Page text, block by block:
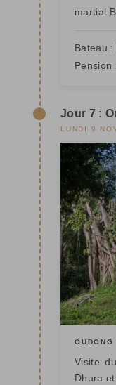
martial
Bateau :
Pension
Jour 7 :
LUNDI 9
Visite
Dhura